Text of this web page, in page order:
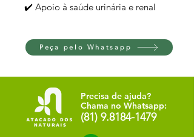
✔️ Apoio à saúde urinária e renal
Peça pelo Whatsapp
Precisa de ajuda?
Chama no Whatsapp:
(81) 9.8184-1479